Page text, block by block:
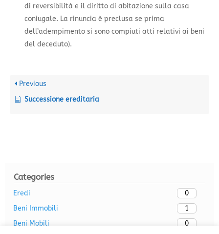
Categories
Eredi
0
Beni Immobili
1
Beni Mobili
0
di reversibilità e il diritto di abitazione sulla casa
coniugale. La rinuncia è preclusa se prima
dell’adempimento si sono compiuti atti relativi ai beni
del deceduto).
Previous
Successione ereditaria